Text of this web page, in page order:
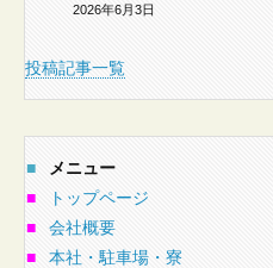
2026年6月3日
投稿記事一覧
■
メニュー
■
トップページ
■
会社概要
■
本社・駐車場・寮